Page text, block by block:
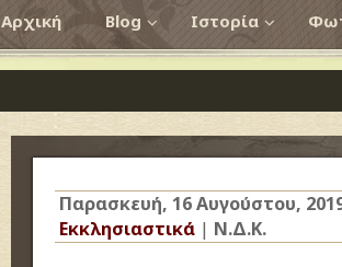
Αρχική Blog Ιστορία
Παρασκευή, 16 Αυγούστου,
Εκκλησιαστικά | Ν.Δ.Κ.